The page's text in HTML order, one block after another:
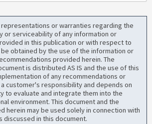
or warranties regarding the
or serviceability of any information or
in this publication or with respect to
obtained by the use of the information or
provided herein. The
is distributed AS IS and the use of this
of any recommendations or
customer's responsibility and depends on
to evaluate and integrate them into the
environment. This document and the
herein may be used solely in connection with
discussed in this document.